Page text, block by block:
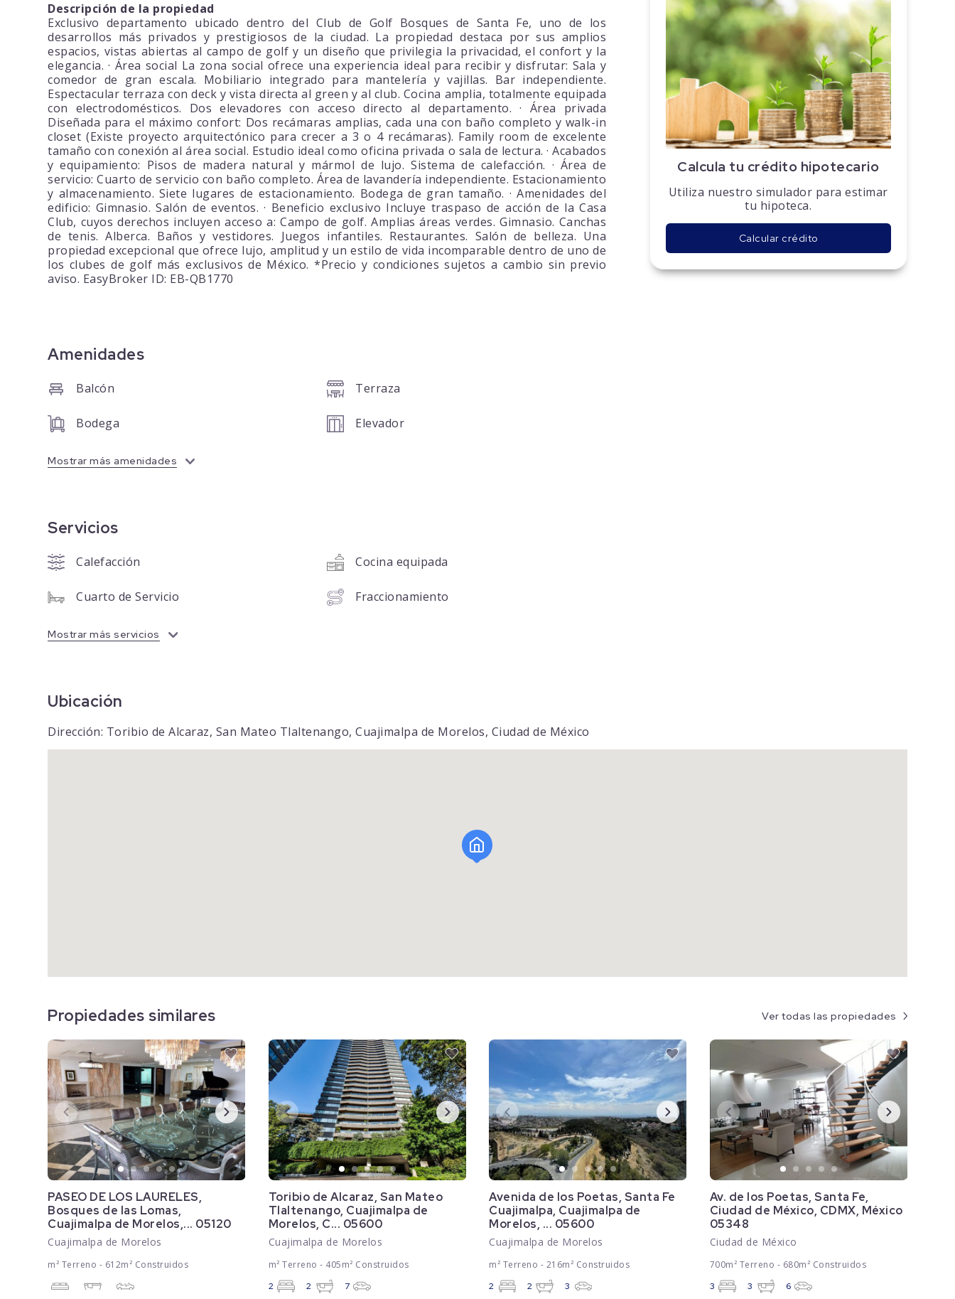
Descripción de la propiedad
Exclusivo departamento ubicado dentro del Club de Golf Bosques de Santa Fe, uno de los
desarrollos más privados y prestigiosos de la ciudad. La propiedad destaca por sus amplios
espacios, vistas abiertas al campo de golf y un diseño que privilegia la privacidad, el confort y la
elegancia. · Área social La zona social ofrece una experiencia ideal para recibir y disfrutar: Sala y
comedor de gran escala. Mobiliario integrado para mantelería y vajillas. Bar independiente.
Espectacular terraza con deck y vista directa al green y al club. Cocina amplia, totalmente equipada
con electrodomésticos. Dos elevadores con acceso directo al departamento. · Área privada
Diseñada para el máximo confort: Dos recámaras amplias, cada una con baño completo y walk-in
closet (Existe proyecto arquitectónico para crecer a 3 o 4 recámaras). Family room de excelente
tamaño con conexión al área social. Estudio ideal como oficina privada o sala de lectura. · Acabados
y equipamiento: Pisos de madera natural y mármol de lujo. Sistema de calefacción. · Área de
servicio: Cuarto de servicio con baño completo. Área de lavandería independiente. Estacionamiento
y almacenamiento. Siete lugares de estacionamiento. Bodega de gran tamaño. · Amenidades del
edificio: Gimnasio. Salón de eventos. · Beneficio exclusivo Incluye traspaso de acción de la Casa
Club, cuyos derechos incluyen acceso a: Campo de golf. Amplias áreas verdes. Gimnasio. Canchas
de tenis. Alberca. Baños y vestidores. Juegos infantiles. Restaurantes. Salón de belleza. Una
propiedad excepcional que ofrece lujo, amplitud y un estilo de vida incomparable dentro de uno de
los clubes de golf más exclusivos de México. *Precio y condiciones sujetos a cambio sin previo
aviso. EasyBroker ID: EB-QB1770
Calcula tu crédito hipotecario
Utiliza nuestro simulador para estimar
tu hipoteca.
Calcular crédito
Amenidades
Balcón Terraza
Bodega Elevador
Mostrar más amenidades
Servicios
Calefacción Cocina equipada
Cuarto de Servicio Fraccionamiento
Mostrar más servicios
Ubicación
Dirección: Toribio de Alcaraz, San Mateo Tlaltenango, Cuajimalpa de Morelos, Ciudad de México
Propiedades similares
PASEO DE LOS LAURELES,
Bosques de las Lomas,
Cuajimalpa de Morelos,... 05120
Cuajimalpa de Morelos
m² Terreno - 612m² Construidos
Toribio de Alcaraz, San Mateo
Tlaltenango, Cuajimalpa de
Morelos, C... 05600
Cuajimalpa de Morelos
m² Terreno - 405m² Construidos
2 2 7
Avenida de los Poetas, Santa Fe
Cuajimalpa, Cuajimalpa de
Morelos, ... 05600
Cuajimalpa de Morelos
m² Terreno - 216m² Construidos
2 2 3
Av. de los Poetas, Santa Fe,
Ciudad de México, CDMX, México
05348
Ciudad de México
700m² Terreno - 680m² Construidos
3 3 6
Ver todas las propiedades